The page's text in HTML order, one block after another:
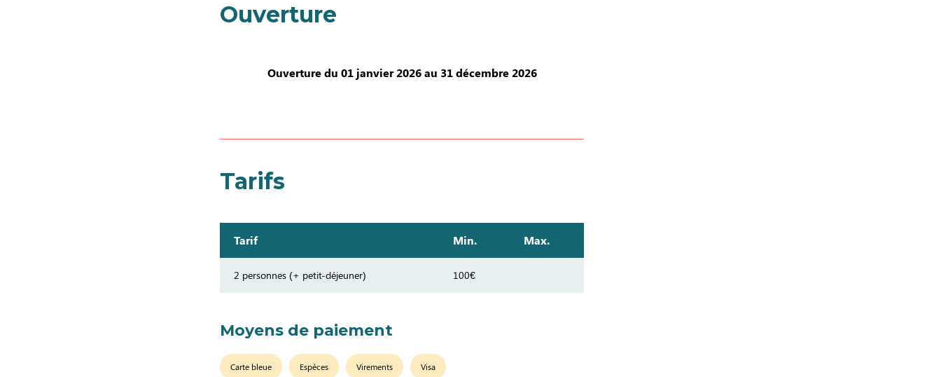
Ouverture
Ouverture du 01 janvier 2026 au 31 décembre 2026
Tarifs
Tarif Min. Max.
2 personnes (+ petit-déjeuner) 100€
Moyens de paiement
Carte bleue Espèces Virements Visa